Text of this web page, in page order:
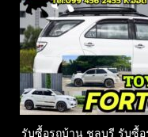
รับซื้อรถบ้าน ชลบุรี รับซื้